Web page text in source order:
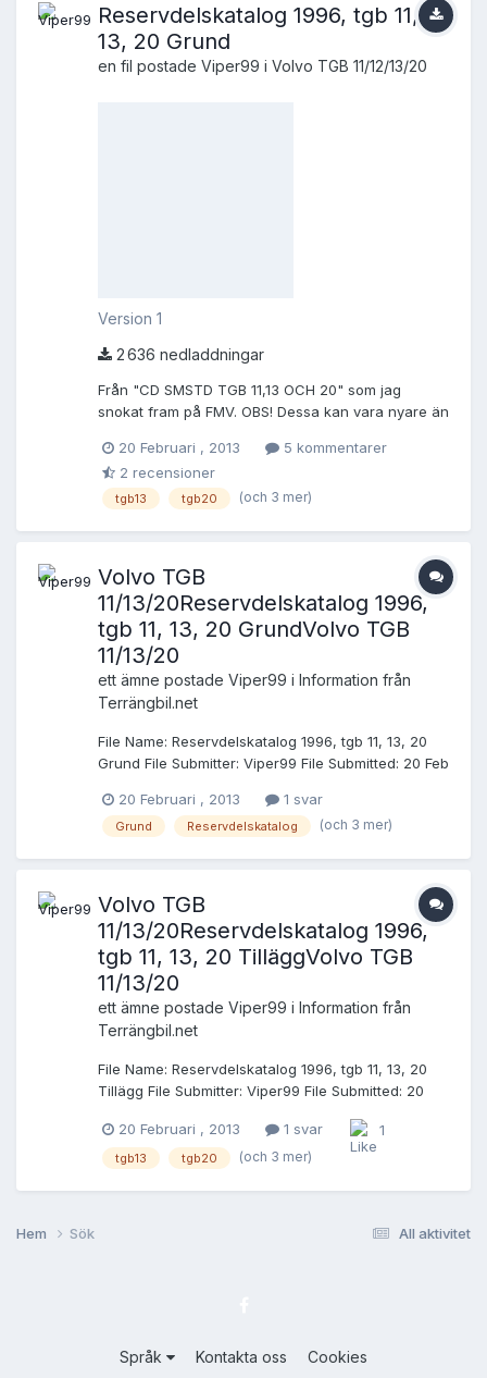
Reservdelskatalog 1996, tgb 11,
13, 20 Grund
en fil postade Viper99 i Volvo TGB 11/12/13/20
Version 1
2 636 nedladdningar
Från "CD SMSTD TGB 11,13 OCH 20" som jag
snokat fram på FMV. OBS! Dessa kan vara nyare än
mvh //Erik
20 Februari , 2013
5 kommentarer
2 recensioner
tgb13 tgb20 (och 3 mer)
Volvo TGB
11/13/20Reservdelskatalog 1996,
tgb 11, 13, 20 GrundVolvo TGB
11/13/20
ett ämne postade Viper99 i Information från
Terrängbil.net
File Name: Reservdelskatalog 1996, tgb 11, 13, 20
Grund File Submitter: Viper99 File Submitted: 20 Feb
SMSTD TGB 11,13 OCH 20" som jag snokat fram på
FMV. OBS! Dessa kan vara nyare än som tidigare
20 Februari , 2013 1 svar
Grund Reservdelskatalog (och 3 mer)
Volvo TGB
11/13/20Reservdelskatalog 1996,
tgb 11, 13, 20 TilläggVolvo TGB
11/13/20
ett ämne postade Viper99 i Information från
Terrängbil.net
File Name: Reservdelskatalog 1996, tgb 11, 13, 20
Tillägg File Submitter: Viper99 File Submitted: 20
"CD SMSTD TGB 11,13 OCH 20" som jag snokat
fram på FMV. OBS!!! Kan vara nyare än det som
20 Februari , 2013 1 svar 1
tgb13 tgb20 (och 3 mer)
All aktivitet
Hem Sök
Språk Kontakta oss
Cookies